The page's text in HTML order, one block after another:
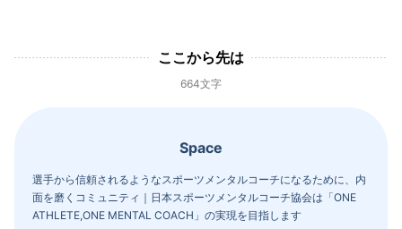
ここから先は
664文字
Space
選手から信頼されるようなスポーツメンタルコーチになるために、内
面を磨くコミュニティ｜日本スポーツメンタルコーチ協会は「ONE
ATHLETE,ONE MENTAL COACH」の実現を目指します